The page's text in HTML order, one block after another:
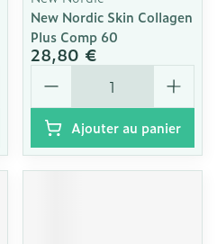
New Nordic Skin Collagen
Plus Comp 60
28,80 €
Quantité
Ajouter au panier